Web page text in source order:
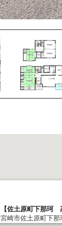
【佐土原町下那珂
宮崎市佐土原町下